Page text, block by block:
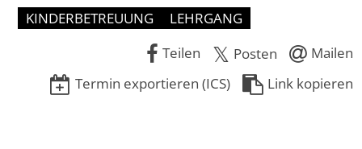
KINDERBETREUUNG
LEHRGANG
Teilen
Posten
Mailen
Termin exportieren (ICS)
Link kopieren